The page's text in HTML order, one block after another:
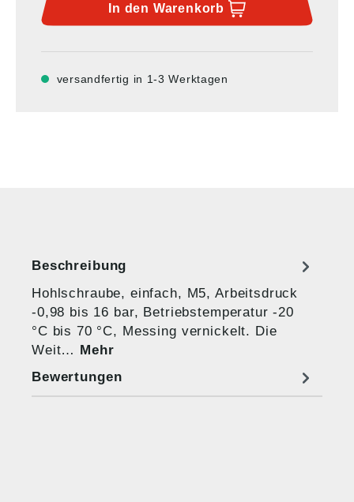
In den Warenkorb
versandfertig in 1-3 Werktagen
Beschreibung
Hohlschraube, einfach, M5, Arbeitsdruck
-0,98 bis 16 bar, Betriebstemperatur -20
°C bis 70 °C, Messing vernickelt. Die
Weit… Mehr
Bewertungen